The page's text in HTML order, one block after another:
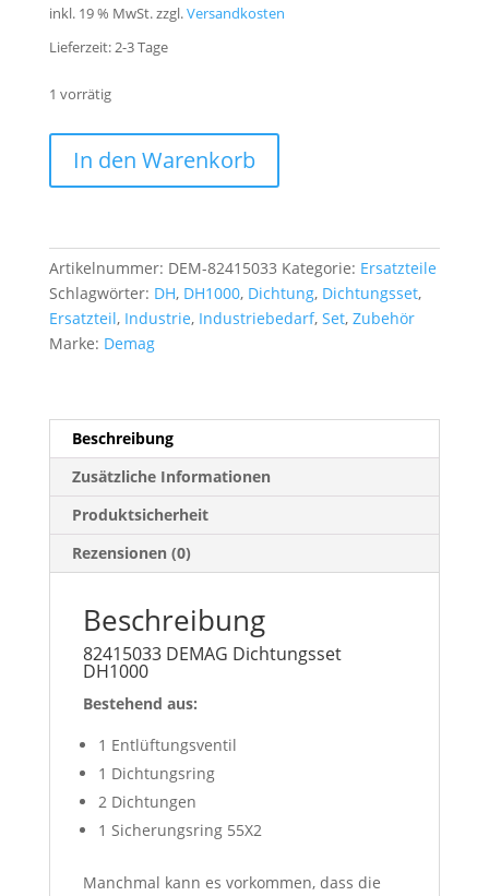
inkl. 19 % MwSt.zzgl.Versandkosten
Lieferzeit:2-3 Tage
1 vorrätig
DEMAG
Menge
In den Warenkorb
r
n
a
t
:
Artikelnummer: DEM-82415033 Kategorie: Ersatzteile
Schlagwörter: DH, DH1000, Dichtung, Dichtungsset,
Ersatzteil, Industrie, Industriebedarf, Set, Zubehör
Marke: Demag
Beschreibung
Zusätzliche Informationen
Produktsicherheit
Rezensionen (0)
Beschreibung
82415033 DEMAG Dichtungsset
DH1000
Bestehend aus:
1 Entlüftungsventil
1 Dichtungsring
2 Dichtungen
1 Sicherungsring 55X2
Manchmal kann es vorkommen, dass die